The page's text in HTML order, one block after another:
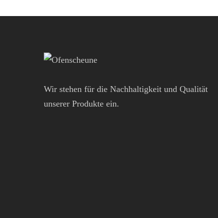
Wir stehen für die Nachhaltigkeit und Qualität
unserer Produkte ein.